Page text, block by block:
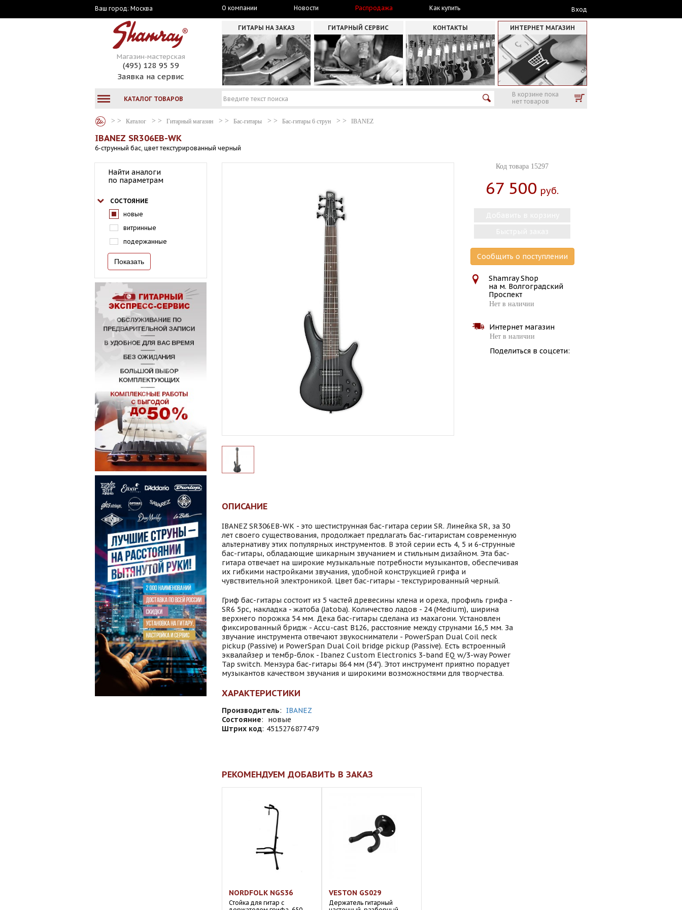
Ваш город: Москва О компании Новости Распродажа Как купить Вход
Магазин-мастерская
(495) 128 95 59
Заявка на сервис
ГИТАРЫ НА ЗАКАЗ ГИТАРНЫЙ СЕРВИС КОНТАКТЫ ИНТЕРНЕТ МАГАЗИН
КАТАЛОГ ТОВАРОВ
В корзине пока
нет товаров
Каталог Гитарный магазин Бас-гитары Бас-гитары 6 струн IBANEZ
IBANEZ SR306EB-WK
6-струнный бас, цвет текстурированный черный
Найти аналоги
по параметрам
СОСТОЯНИЕ
новые
витринные
подержанные
Код товара 15297
67 500 Руб.
Сообщить о поступлении
Shamray Shop
на м. Волгоградский
Проспект
Нет в наличии
Интернет магазин
Нет в наличии
Поделиться в соцсети:
ОПИСАНИЕ
IBANEZ SR306EB-WK - это шестиструнная бас-гитара серии SR. Линейка SR, за 30
лет своего существования, продолжает предлагать бас-гитаристам современную
альтернативу этих популярных инструментов. В этой серии есть 4, 5 и 6-струнные
бас-гитары, обладающие шикарным звучанием и стильным дизайном. Эта бас-
гитара отвечает на широкие музыкальные потребности музыкантов, обеспечивая
их гибкими настройками звучания, удобной конструкцией грифа и
чувствительной электроникой. Цвет бас-гитары - текстурированный черный.
Гриф бас-гитары состоит из 5 частей древесины клена и ореха, профиль грифа -
SR6 5pc, накладка - жатоба (Jatoba). Количество ладов - 24 (Medium), ширина
верхнего порожка 54 мм. Дека бас-гитары сделана из махагони. Установлен
фиксированный бридж - Accu-cast B126, расстояние между струнами 16,5 мм. За
звучание инструмента отвечают звукосниматели - PowerSpan Dual Coil neck
pickup (Passive) и PowerSpan Dual Coil bridge pickup (Passive). Есть встроенный
эквалайзер и тембр-блок - Ibanez Custom Electronics 3-band EQ w/3-way Power
Tap switch. Мензура бас-гитары 864 мм (34"). Этот инструмент приятно порадует
музыкантов качеством звучания и широкими возможностями для творчества.
ХАРАКТЕРИСТИКИ
Производитель: IBANEZ
Состояние:
новые
Штрих код: 4515276877479
РЕКОМЕНДУЕМ ДОБАВИТЬ В ЗАКАЗ
NORDFOLK NGS36
Стойка для гитар с
VESTON GS029
Держатель гитарный